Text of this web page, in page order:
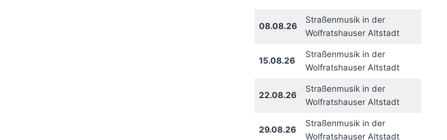
08.08.26
Straßenmusik in der
Wolfratshauser Altstadt
15.08.26
Straßenmusik in der
Wolfratshauser Altstadt
22.08.26
Straßenmusik in der
Wolfratshauser Altstadt
29.08.26
Straßenmusik in der
Wolfratshauser Altstadt